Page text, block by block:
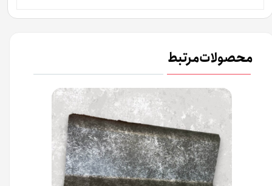
محصولات مرتبط